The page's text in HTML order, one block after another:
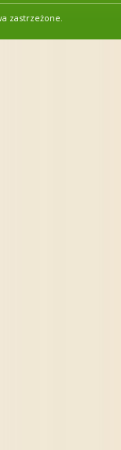
zastrzeżone.